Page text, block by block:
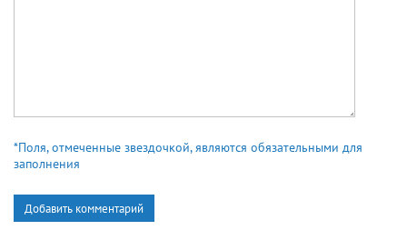
*Поля, отмеченные звездочкой, являются обязательными для
заполнения